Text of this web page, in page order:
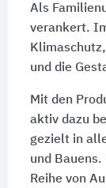
Als
verankert.
und die
Mit den
aktiv dazu
gezielt in
und
Reihe von